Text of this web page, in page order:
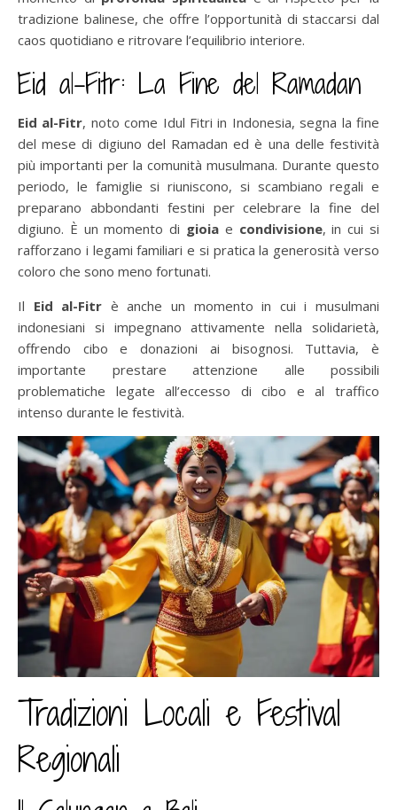
tradizione balinese, che offre l’opportunità di staccarsi dal
caos quotidiano e ritrovare l’equilibrio interiore.
Eid al-Fitr: La Fine del Ramadan
Eid al-Fitr, noto come Idul Fitri in Indonesia, segna la fine
del mese di digiuno del Ramadan ed è una delle festività
più importanti per la comunità musulmana. Durante questo
periodo, le famiglie si riuniscono, si scambiano regali e
preparano abbondanti festini per celebrare la fine del
digiuno. È un momento di gioia e condivisione, in cui si
rafforzano i legami familiari e si pratica la generosità verso
coloro che sono meno fortunati.
Il Eid al-Fitr è anche un momento in cui i musulmani
indonesiani si impegnano attivamente nella solidarietà,
offrendo cibo e donazioni ai bisognosi. Tuttavia, è
importante prestare attenzione alle possibili
problematiche legate all’eccesso di cibo e al traffico
intenso durante le festività.
Tradizioni Locali e Festival
Regionali